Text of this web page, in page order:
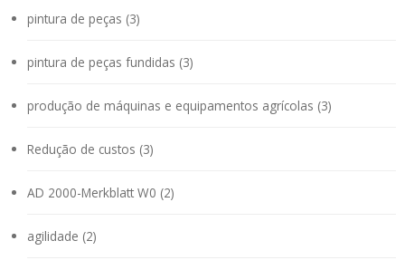
pintura de peças (3)
pintura de peças fundidas (3)
produção de máquinas e equipamentos agrícolas (3)
Redução de custos (3)
AD 2000-Merkblatt W0 (2)
agilidade (2)